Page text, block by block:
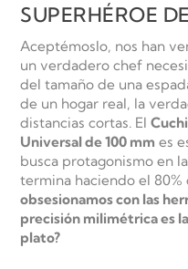
SUPERHÉROE
Aceptémoslo, nos han
un verdadero chef
del tamaño de una
de un hogar real, la
distancias cortas. El
Universal de 100 mm es
busca protagonismo en
termina haciendo el
obsesionamos con las
precisión milimétrica es
plato?